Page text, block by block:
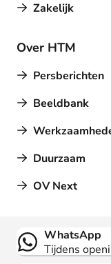
Zakelijk
Over HTM
Persberichten
Beeldbank
Duurzaam
OV Next
Contact
WhatsApp
Tijdens